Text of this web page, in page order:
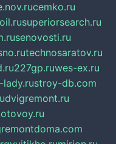
cemko.ru
superiorsearch.ru
senovosti.ru
technosaratov.ru
227gp.ruwes-ex.ru
lady.rustroy-db.com
dvigremont.ru
remontdoma.com